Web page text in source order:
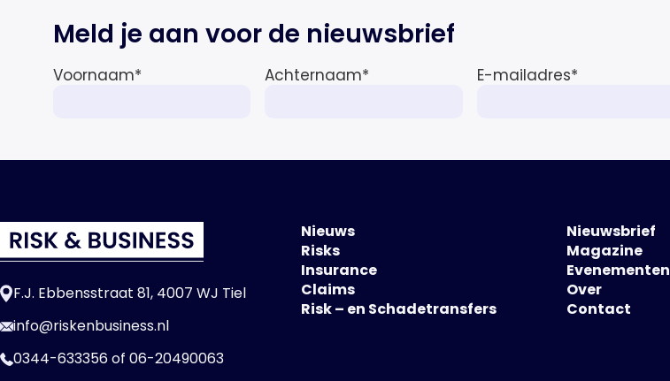
Meld je aan voor de nieuwsbrief
Voornaam* Achternaam* E-mailadres*
F.J. Ebbensstraat 81, 4007 WJ Tiel
info@riskenbusiness.nl
0344-633356of 06-20490063
Nieuws
Risks
Insurance
Claims
Risk – en Schadetransfers
Nieuwsbrief
Magazine
Evenementen
Over
Contact